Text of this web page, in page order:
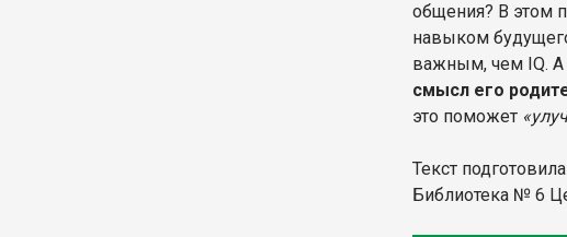
общения? В этом
навыком
важным, чем IQ. А
смысл его
это поможет
Текст
Библиотека № 6